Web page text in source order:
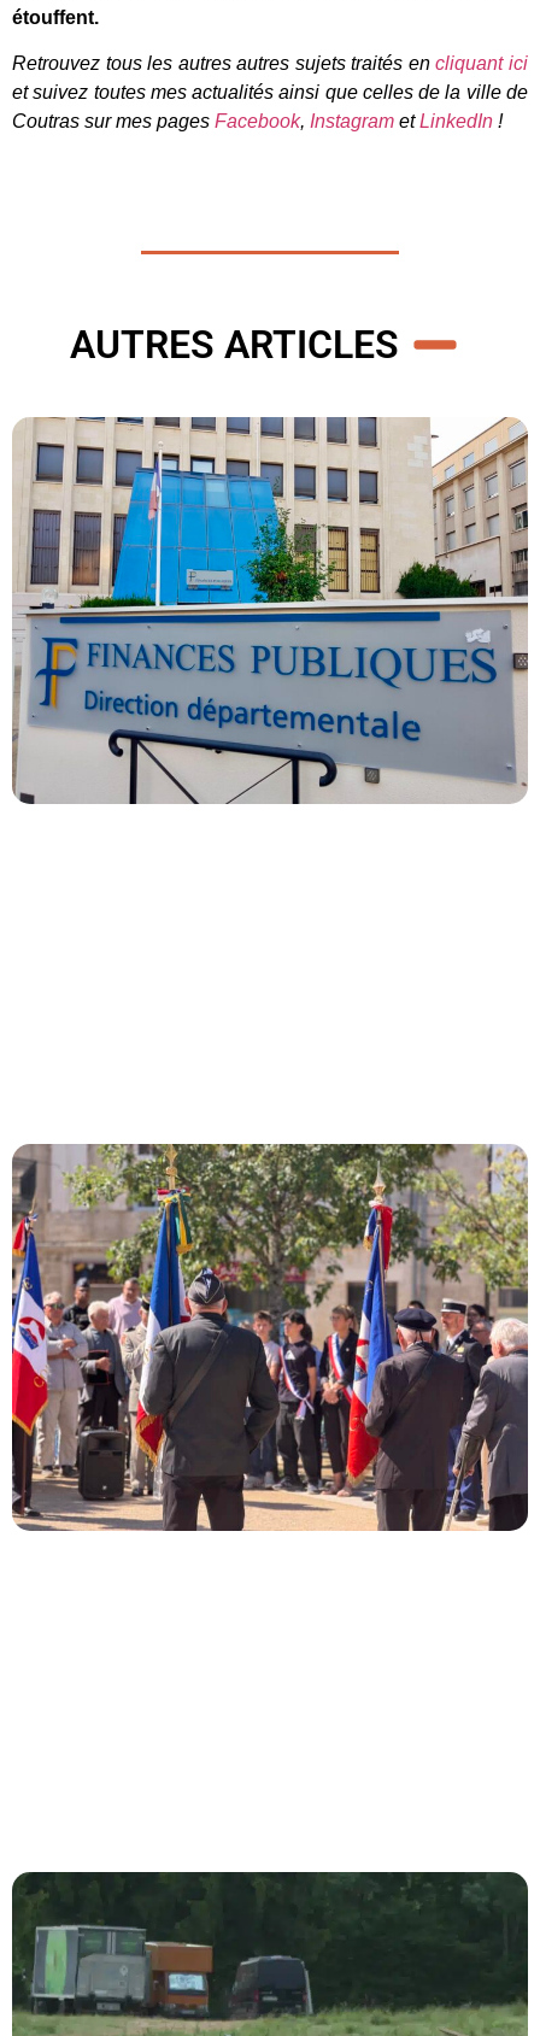
étouffent.
Retrouvez tous les autres autres sujets traités encliquant ici
et suivez toutes mes actualités ainsi que celles de la ville de
Coutras sur mes pages Facebook, Instagram etLinkedIn !
AUTRES ARTICLES